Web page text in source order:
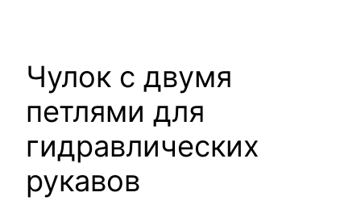
Чулок с двумя
петлями для
гидравлических
рукавов